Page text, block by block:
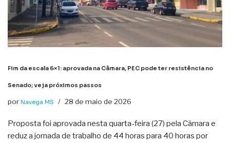
Fim da escala 6×1: aprovada na Câmara, PEC pode ter resistência no
Senado; veja próximos passos
por Navega MS 28 de maio de 2026
Proposta foi aprovada nesta quarta-feira (27) pela Câmara e
reduz a jornada de trabalho de 44 horas para 40 horas por